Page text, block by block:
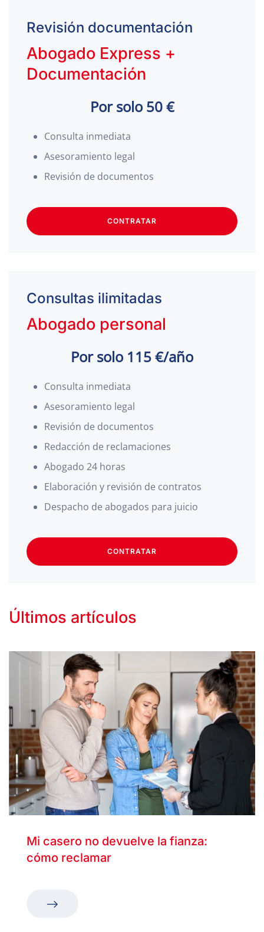
Revisión documentación
Abogado Express +
Documentación
Por solo 50 €
Consulta inmediata
Asesoramiento legal
Revisión de documentos
CONTRATAR
Consultas ilimitadas
Abogado personal
Por solo 115 €/año
Consulta inmediata
Asesoramiento legal
Revisión de documentos
Redacción de reclamaciones
Abogado 24 horas
Elaboración y revisión de contratos
Despacho de abogados para juicio
CONTRATAR
Últimos artículos
Mi casero no devuelve la fianza:
cómo reclamar